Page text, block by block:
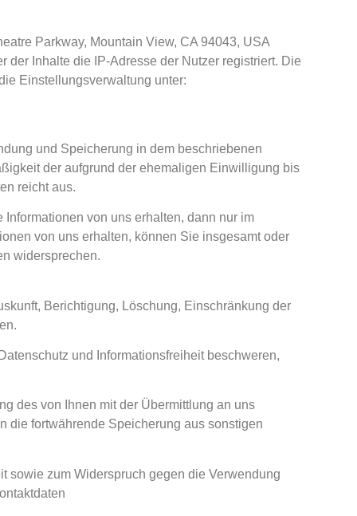
Parkway, Mountain View, CA 94043, USA
der Inhalte die IP-Adresse der Nutzer registriert. Die
Einstellungsverwaltung unter:
und Speicherung in dem beschriebenen
der aufgrund der ehemaligen Einwilligung bis
reicht aus.
von uns erhalten, dann nur im
von uns erhalten, können Sie insgesamt oder
widersprechen.
Berichtigung, Löschung, Einschränkung der
und Informationsfreiheit beschweren,
des von Ihnen mit der Übermittlung an uns
die fortwährende Speicherung aus sonstigen
sowie zum Widerspruch gegen die Verwendung